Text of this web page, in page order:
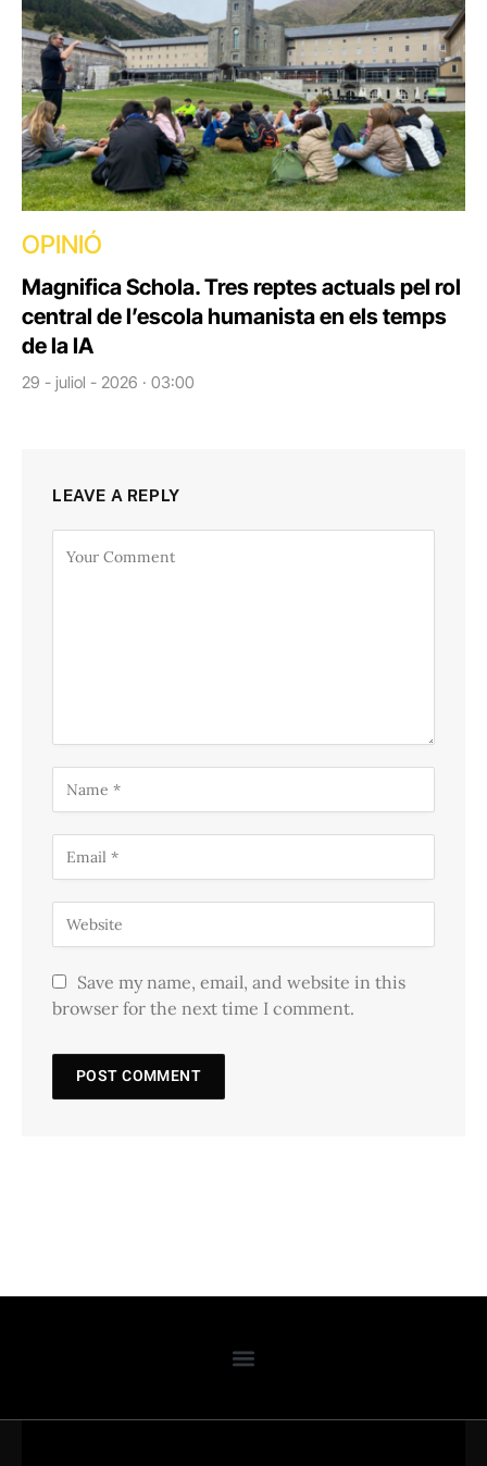
OPINIÓ
Magnifica Schola. Tres reptes actuals pel rol
central de l’escola humanista en els temps
de la IA
29 - juliol - 2026 · 03:00
LEAVE A REPLY
Save my name, email, and website in this
browser for the next time I comment.